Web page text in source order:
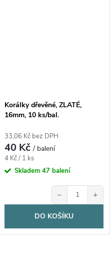
Korálky dřevěné, ZLATÉ,
16mm, 10 ks/bal.
33,06 Kč bez DPH
40 Kč/ balení
Měrná
cena:
4 Kč / 1 ks
Skladem 47 balení
− +
DO KOŠÍKU